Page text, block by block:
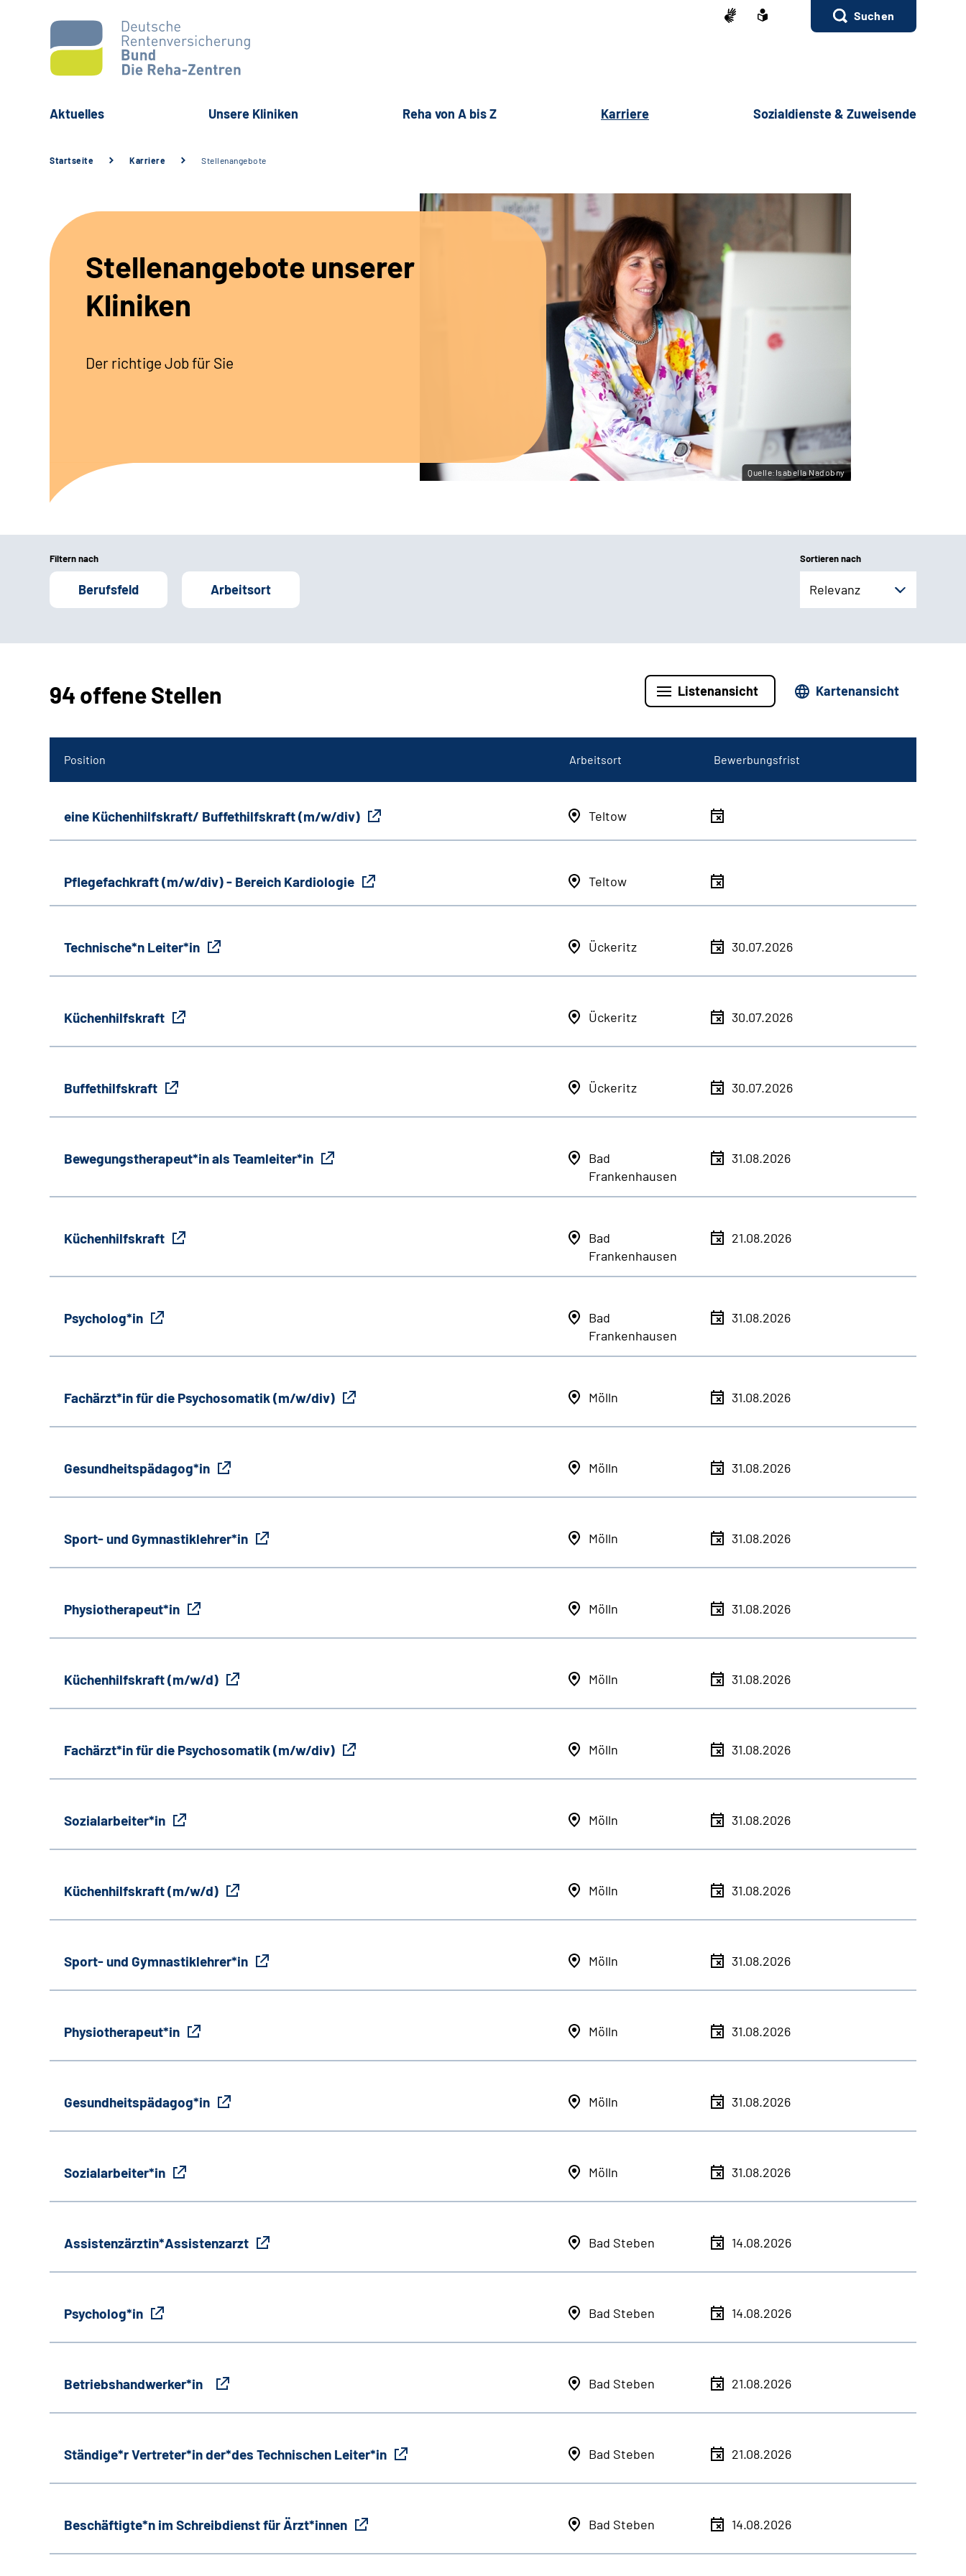
Suchen
Aktuelles Unsere Kliniken Reha von A bis Z Karriere Sozialdienste & Zuweisende
Startseite Karriere Stellenangebote
Stellenangebote unserer
Kliniken
Der richtige Job für Sie
Quelle:Isabella Nadobny
Filtern nach
Berufsfeld Arbeitsort
Sortieren nach
Relevanz
94 offene Stellen Listenansicht Kartenansicht
Position Arbeitsort Bewerbungsfrist
eine Küchenhilfskraft/ Buffethilfskraft (m/w/div) Teltow
Pflegefachkraft (m/w/div) - Bereich Kardiologie Teltow
Technische*n Leiter*in Ückeritz 30.07.2026
Küchenhilfskraft Ückeritz 30.07.2026
Buffethilfskraft Ückeritz 30.07.2026
Bewegungstherapeut*in als Teamleiter*in
Bad
Frankenhausen
31.08.2026
Küchenhilfskraft
Bad
Frankenhausen
21.08.2026
Psycholog*in
Bad
Frankenhausen
31.08.2026
Fachärzt*in für die Psychosomatik (m/w/div) Mölln 31.08.2026
Gesundheitspädagog*in Mölln 31.08.2026
Sport- und Gymnastiklehrer*in Mölln 31.08.2026
Physiotherapeut*in Mölln 31.08.2026
Küchenhilfskraft (m/w/d) Mölln 31.08.2026
Fachärzt*in für die Psychosomatik (m/w/div) Mölln 31.08.2026
Sozialarbeiter*in Mölln 31.08.2026
Küchenhilfskraft (m/w/d) Mölln 31.08.2026
Sport- und Gymnastiklehrer*in Mölln 31.08.2026
Physiotherapeut*in Mölln 31.08.2026
Gesundheitspädagog*in Mölln 31.08.2026
Sozialarbeiter*in Mölln 31.08.2026
Assistenzärztin*Assistenzarzt Bad Steben 14.08.2026
Psycholog*in Bad Steben 14.08.2026
Betriebshandwerker*in Bad Steben 21.08.2026
Ständige*r Vertreter*in der*des Technischen Leiter*in Bad Steben 21.08.2026
Beschäftigte*n im Schreibdienst für Ärzt*innen Bad Steben 14.08.2026